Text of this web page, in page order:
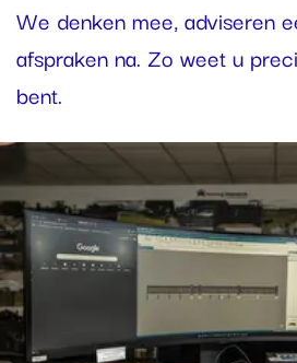
We denken mee, adviseren
afspraken na. Zo weet u
bent.